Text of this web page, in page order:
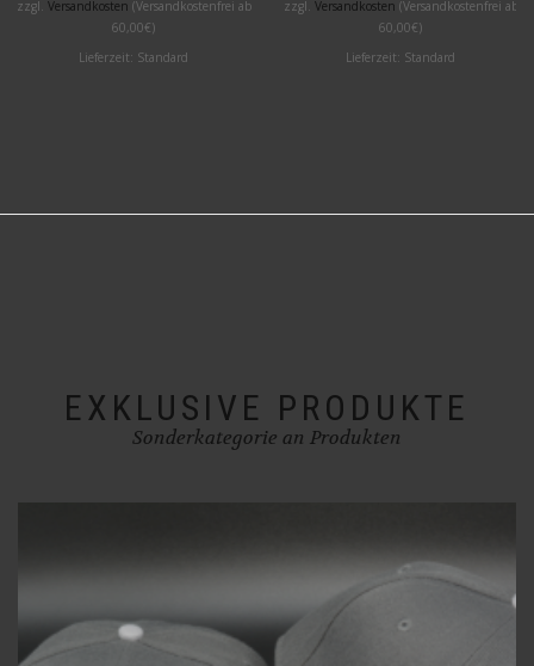
zzgl. Versandkosten (Versandkostenfrei ab
60,00€)
Lieferzeit: Standard
zzgl. Versandkosten (Versandkostenfrei ab
60,00€)
Lieferzeit: Standard
EXKLUSIVE PRODUKTE
Sonderkategorie an Produkten